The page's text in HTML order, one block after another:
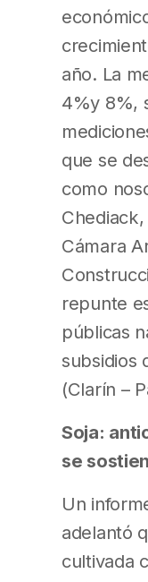
año. La
4%y 8%,
que se
como
Cámara
repunte
públicas
subsidios
(Clarín –
Soja:
se
Un
adelantó
cultivada